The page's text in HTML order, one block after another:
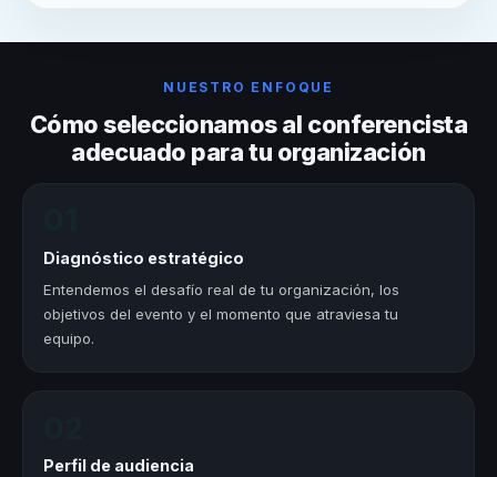
NUESTRO ENFOQUE
Cómo seleccionamos al conferencista
adecuado para tu organización
Diagnóstico estratégico
Entendemos el desafío real de tu organización, los
objetivos del evento y el momento que atraviesa tu
equipo.
Perfil de audiencia